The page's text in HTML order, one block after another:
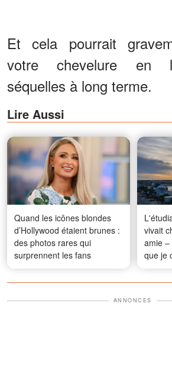
Et cela pourrait
votre chevelure en
séquelles à long terme.
Lire Aussi
Quand les icônes blondes
d’Hollywood étaient brunes :
des photos rares qui
surprennent les fans
vivait
amie –
que je
ANNONCES